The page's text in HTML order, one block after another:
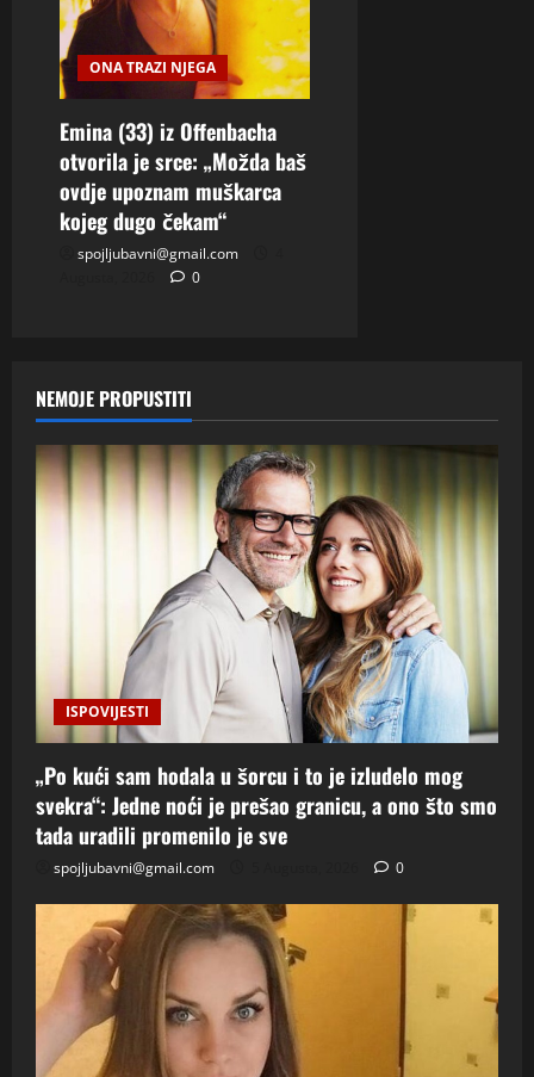
ONA TRAZI NJEGA
Emina (33) iz Offenbacha
otvorila je srce: „Možda baš
ovdje upoznam muškarca
kojeg dugo čekam“
spojljubavni@gmail.com
0
NEMOJE PROPUSTITI
ISPOVIJESTI
„Po kući sam hodala u šorcu i to je izludelo mog
svekra“: Jedne noći je prešao granicu, a ono što smo
tada uradili promenilo je sve
spojljubavni@gmail.com 0